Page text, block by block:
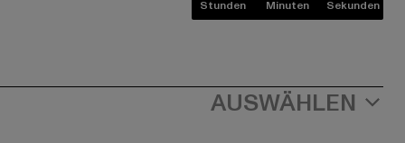
Stunden Minuten Sekunden
AUSWÄHLEN